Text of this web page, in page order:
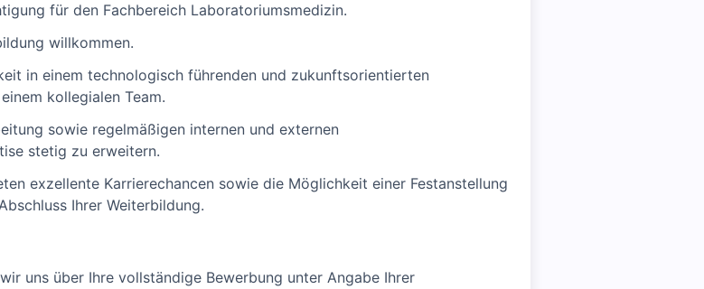
für den Fachbereich Laboratoriumsmedizin.
willkommen.
in einem technologisch führenden und zukunftsorientierten
kollegialen Team.
sowie regelmäßigen internen und externen
stetig zu erweitern.
exzellente Karrierechancen sowie die Möglichkeit einer Festanstellung
Ihrer Weiterbildung.
uns über Ihre vollständige Bewerbung unter Angabe Ihrer